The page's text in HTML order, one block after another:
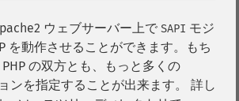
ウェブサーバー上で SAPI モジ
を動作させることができます。もち
の双方とも、もっと多くの
ンを指定することが出来ます。 詳し